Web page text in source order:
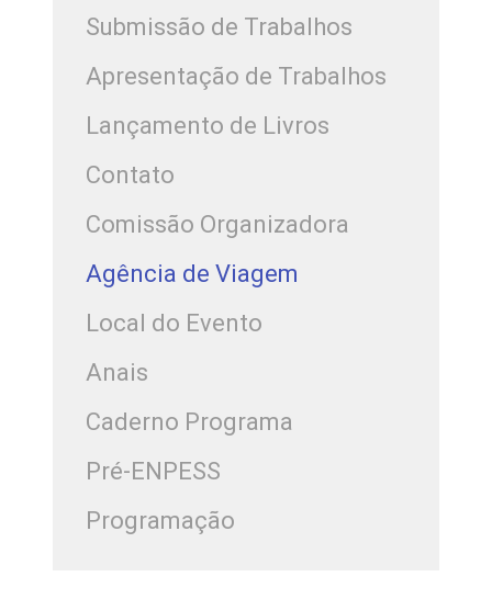
Submissão de Trabalhos
Apresentação de Trabalhos
Lançamento de Livros
Contato
Comissão Organizadora
Agência de Viagem
Local do Evento
Anais
Caderno Programa
Pré-ENPESS
Programação